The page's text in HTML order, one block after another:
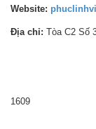
Website:
Địa chỉ: Tòa C2 Số
1609